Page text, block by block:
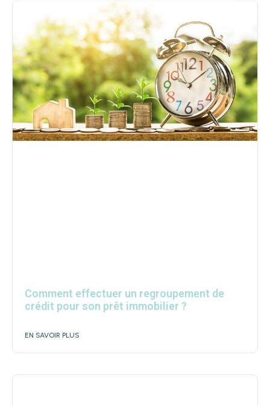
Comment effectuer un regroupement de
crédit pour son prêt immobilier ?
EN SAVOIR PLUS